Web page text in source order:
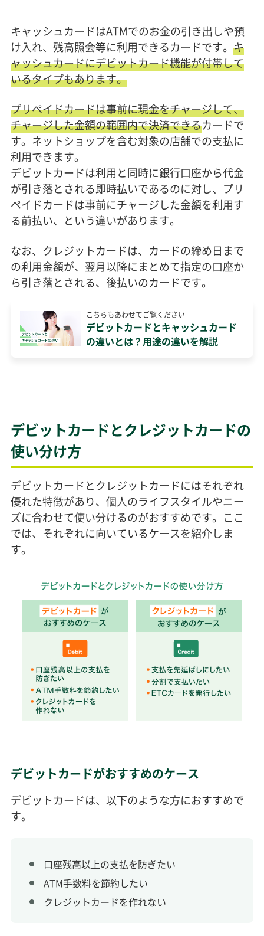
キャッシュカードはATMでのお金の引き出しや預
け入れ、残高照会等に利用できるカードです。 キ
ャッシュカードにデビットカード機能が付帯して
いるタイプもあります。
プリペイドカードは事前に現金をチャージして、
チャージした金額の範囲内で決済できるカードで
す。ネットショップを含む対象の店舗での支払に
利用できます。
デビットカードは利用と同時に銀行口座から代金
が引き落とされる即時払いであるのに対し、プリ
ペイドカードは事前にチャージした金額を利用す
る前払い、という違いがあります。
なお、クレジットカードは、カードの締め日まで
の利用金額が、翌月以降にまとめて指定の口座か
ら引き落とされる、後払いのカードです。
こちらもあわせてご覧ください
デビットカードとキャッシュカード
の違いとは？用途の違いを解説
デビットカードとクレジットカードの
使い分け方
デビットカードとクレジットカードにはそれぞれ
優れた特徴があり、個人のライフスタイルやニー
ズに合わせて使い分けるのがおすすめです。ここ
では、それぞれに向いているケースを紹介しま
す。
デビットカードがおすすめのケース
デビットカードは、以下のような方におすすめで
す。
口座残高以上の支払を防ぎたい
ATM手数料を節約したい
クレジットカードを作れない